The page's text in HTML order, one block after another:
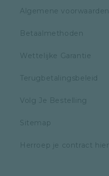
Algemene voorwaarden
Betaalmethoden
Wettelijke Garantie
Terugbetalingsbeleid
Volg Je Bestelling
Sitemap
Herroep je contract hier